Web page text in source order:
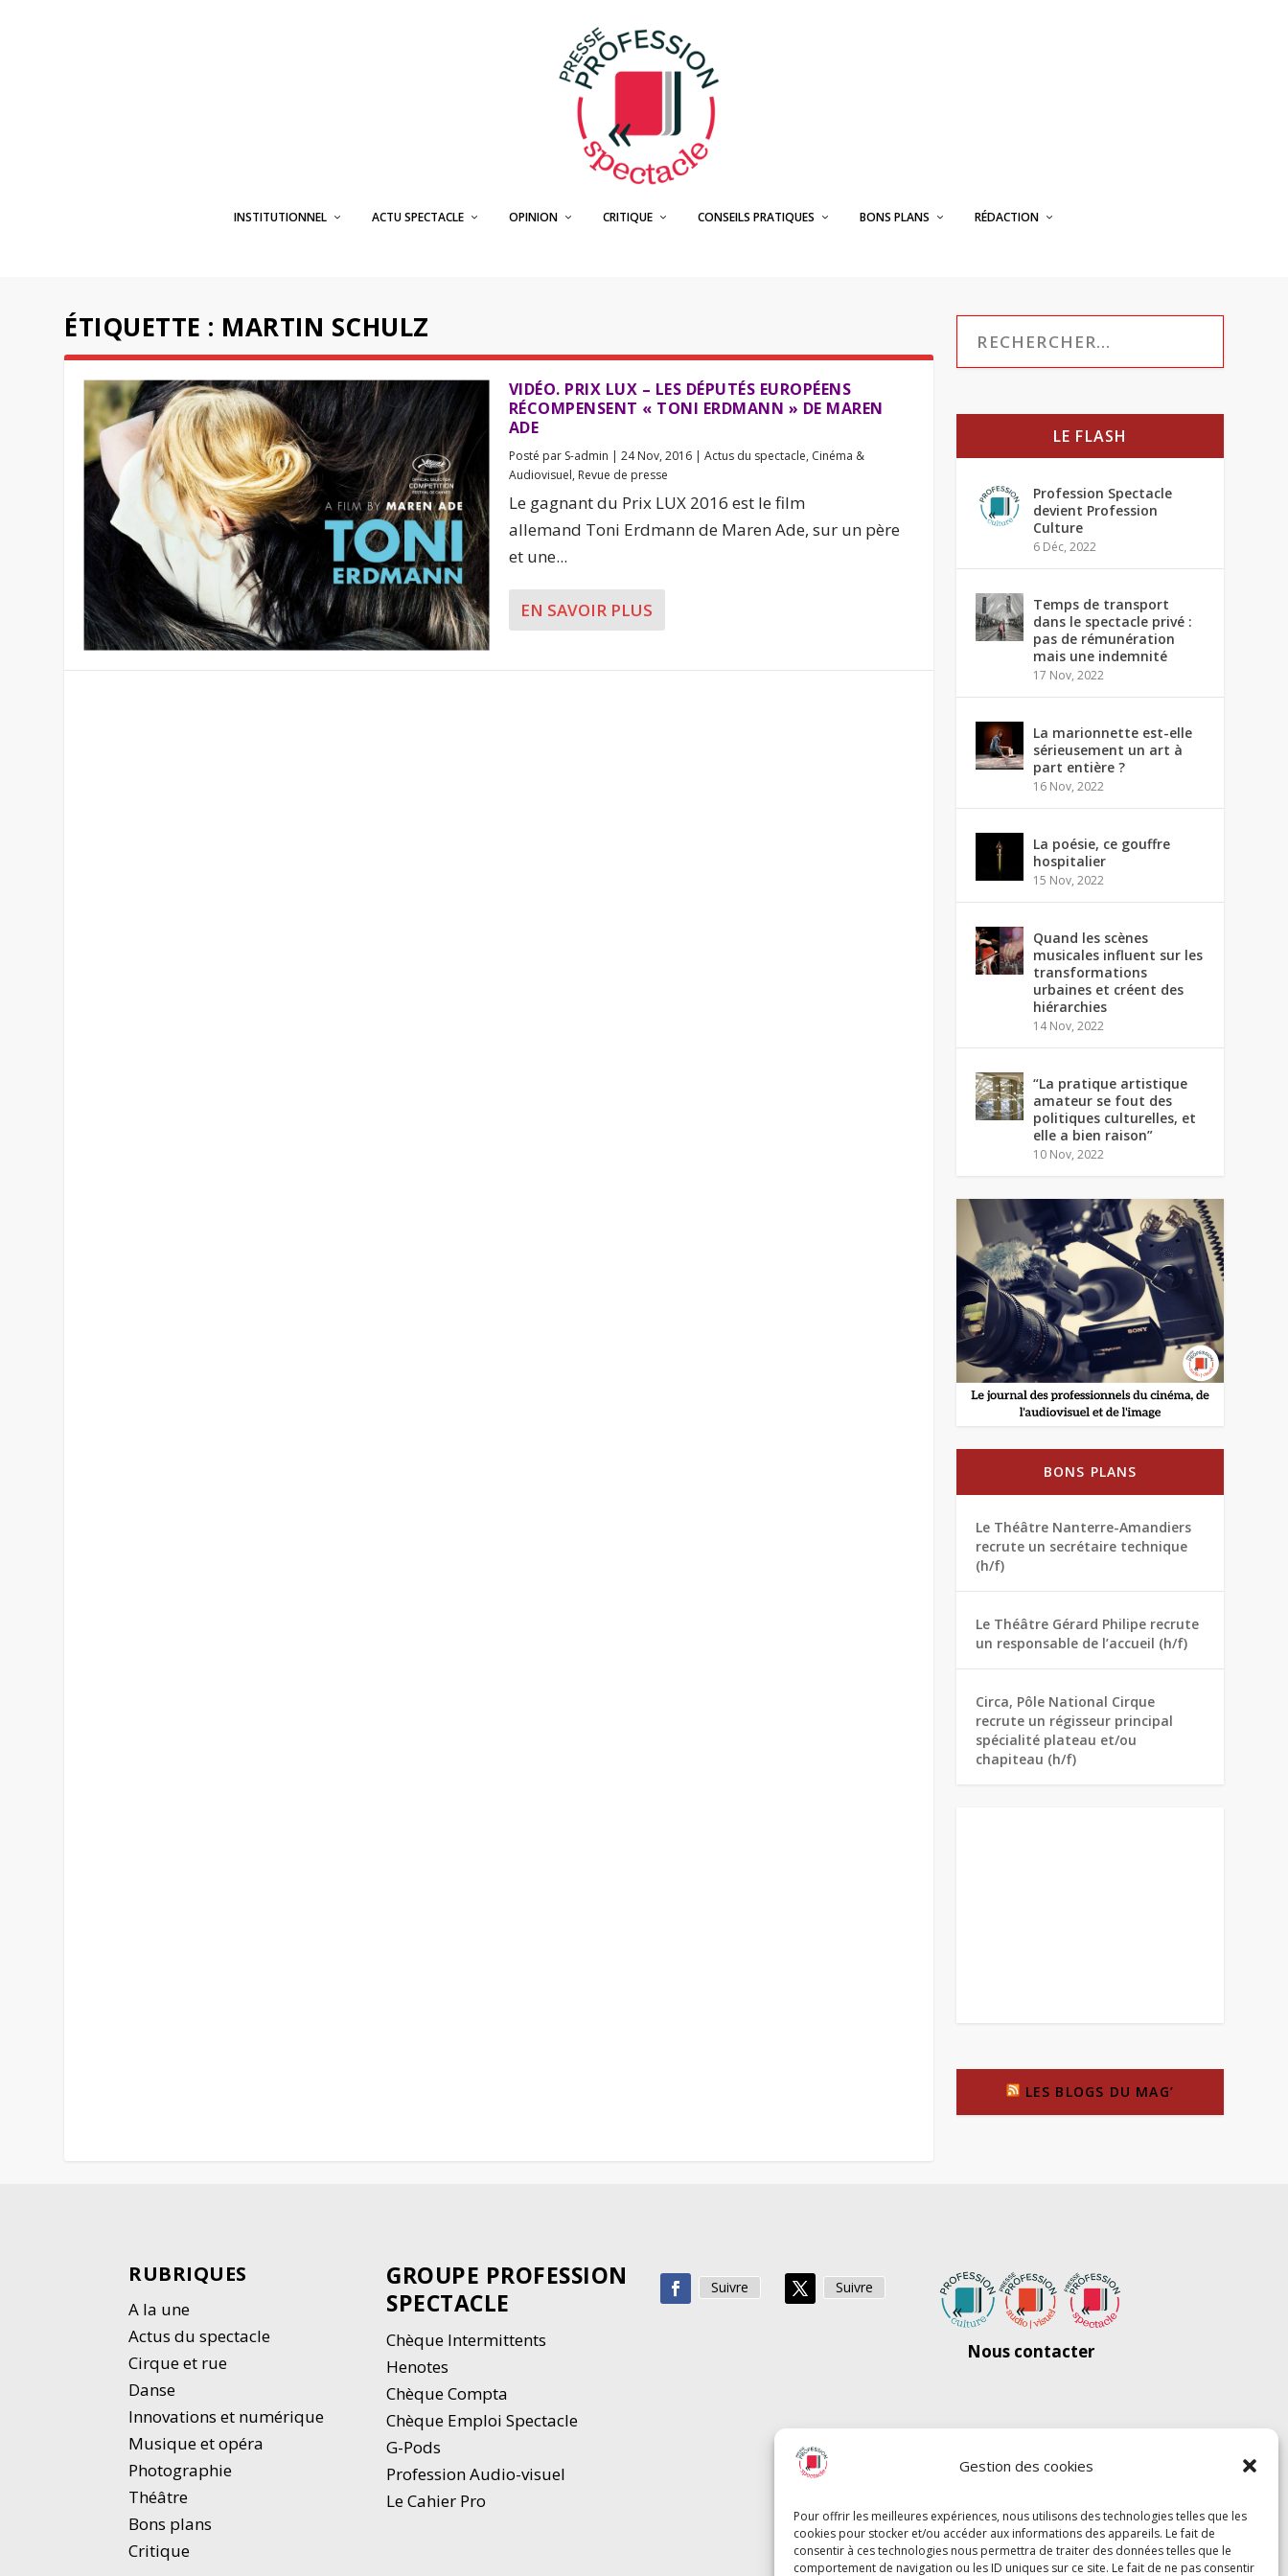
Gestion des cookies
Pour offrir les meilleures expériences, nous utilisons des technologies telles que les
cookies pour stocker et/ou accéder aux informations des appareils. Le fait de
consentir à ces technologies nous permettra de traiter des données telles que le
comportement de navigation ou les ID uniques sur ce site. Le fait de ne pas consentir
INSTITUTIONNEL ACTU SPECTACLE OPINION CRITIQUE CONSEILS PRATIQUES BONS PLANS RÉDACTION
ÉTIQUETTE : MARTIN SCHULZ
VIDÉO. PRIX LUX – LES DÉPUTÉS EUROPÉENS
RÉCOMPENSENT « TONI ERDMANN » DE MAREN
ADE
Posté par S-admin | 24 Nov, 2016| Actus du spectacle, Cinéma &
Audiovisuel, Revue de presse
Le gagnant du Prix LUX 2016 est le film
allemand Toni Erdmann de Maren Ade, sur un père
et une...
EN SAVOIR PLUS
LE FLASH
Profession Spectacle
devient Profession
Culture
6 Déc, 2022
Temps de transport
dans le spectacle privé :
pas de rémunération
mais une indemnité
17 Nov, 2022
La marionnette est-elle
sérieusement un art à
part entière ?
16 Nov, 2022
La poésie, ce gouffre
hospitalier
15 Nov, 2022
Quand les scènes
musicales influent sur les
transformations
urbaines et créent des
hiérarchies
14 Nov, 2022
“La pratique artistique
amateur se fout des
politiques culturelles, et
elle a bien raison”
10 Nov, 2022
BONS PLANS
Le Théâtre Nanterre-Amandiers
recrute un secrétaire technique
(h/f)
Le Théâtre Gérard Philipe recrute
un responsable de l’accueil (h/f)
Circa, Pôle National Cirque
recrute un régisseur principal
spécialité plateau et/ou
chapiteau (h/f)
LES BLOGS DU MAG’
RUBRIQUES
A la une
Actus du spectacle
Cirque et rue
Danse
Innovations et numérique
Musique et opéra
Photographie
Théâtre
Bons plans
Critique
GROUPE PROFESSION
SPECTACLE
Chèque Intermittents
Henotes
Chèque Compta
Chèque Emploi Spectacle
G-Pods
Profession Audio-visuel
Le Cahier Pro
Suivre Suivre
Nous contacter